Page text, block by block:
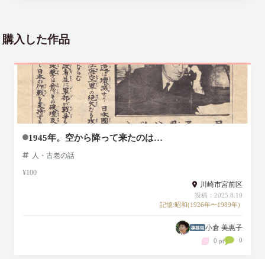
購入した作品
1945年。空から降って来たのは…
人・古老の話
¥100
川崎市宮前区
投稿：2025.8.10
記憶:昭和(1926年〜1989年)
小倉 美惠子
0 pt 0